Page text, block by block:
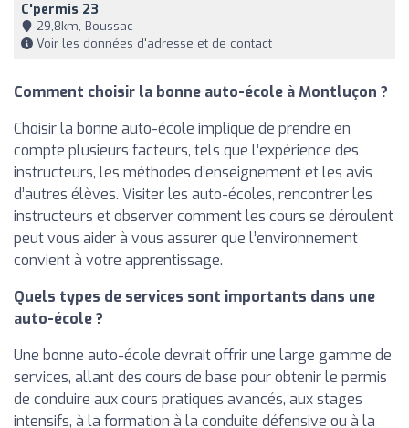
C'permis 23
29,8km, Boussac
Voir les données d'adresse et de contact
Comment choisir la bonne auto-école à Montluçon ?
Choisir la bonne auto-école implique de prendre en
compte plusieurs facteurs, tels que l’expérience des
instructeurs, les méthodes d’enseignement et les avis
d’autres élèves. Visiter les auto-écoles, rencontrer les
instructeurs et observer comment les cours se déroulent
peut vous aider à vous assurer que l’environnement
convient à votre apprentissage.
Quels types de services sont importants dans une
auto-école ?
Une bonne auto-école devrait offrir une large gamme de
services, allant des cours de base pour obtenir le permis
de conduire aux cours pratiques avancés, aux stages
intensifs, à la formation à la conduite défensive ou à la